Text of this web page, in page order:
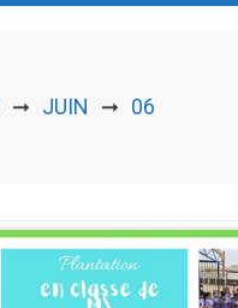
➞ JUIN ➞ 06